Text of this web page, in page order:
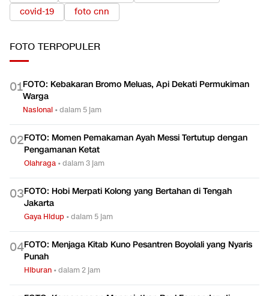
covid-19
foto cnn
FOTO TERPOPULER
01FOTO: Kebakaran Bromo Meluas, Api Dekati Permukiman
Warga
Nasional •dalam 5 jam
02FOTO: Momen Pemakaman Ayah Messi Tertutup dengan
Pengamanan Ketat
Olahraga •dalam 3 jam
03FOTO: Hobi Merpati Kolong yang Bertahan di Tengah
Jakarta
Gaya Hidup •dalam 5 jam
04FOTO: Menjaga Kitab Kuno Pesantren Boyolali yang Nyaris
Punah
Hiburan •dalam 2 jam